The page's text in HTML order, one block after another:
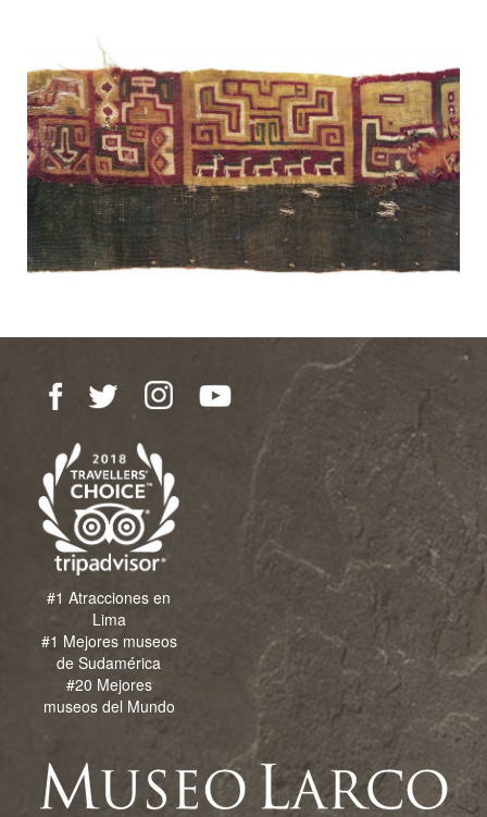
#1 Atracciones en
Lima
#1 Mejores museos
de Sudamérica
#20 Mejores
museos del Mundo